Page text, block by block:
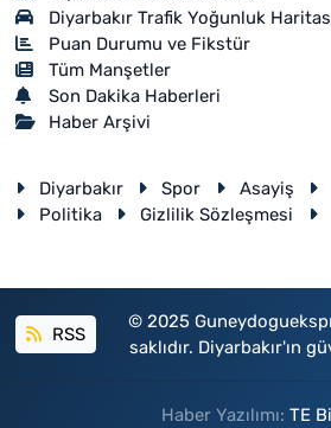
Diyarbakır Trafik Yoğunluk
Puan Durumu ve Fikstür
Tüm Manşetler
Son Dakika Haberleri
Haber Arşivi
Diyarbakır Spor Asayiş
Politika
Gizlilik Sözleşmesi
RSS
© 2025
saklıdır. Diyarbakır'ın
Haber Yazılımı: TE